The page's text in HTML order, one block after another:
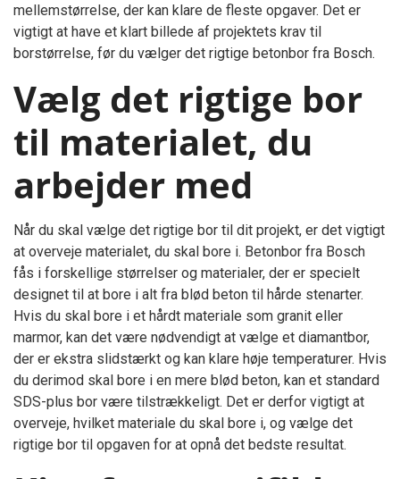
mellemstørrelse, der kan klare de fleste opgaver. Det er
vigtigt at have et klart billede af projektets krav til
borstørrelse, før du vælger det rigtige betonbor fra Bosch.
Vælg det rigtige bor
til materialet, du
arbejder med
Når du skal vælge det rigtige bor til dit projekt, er det vigtigt
at overveje materialet, du skal bore i. Betonbor fra Bosch
fås i forskellige størrelser og materialer, der er specielt
designet til at bore i alt fra blød beton til hårde stenarter.
Hvis du skal bore i et hårdt materiale som granit eller
marmor, kan det være nødvendigt at vælge et diamantbor,
der er ekstra slidstærkt og kan klare høje temperaturer. Hvis
du derimod skal bore i en mere blød beton, kan et standard
SDS-plus bor være tilstrækkeligt. Det er derfor vigtigt at
overveje, hvilket materiale du skal bore i, og vælge det
rigtige bor til opgaven for at opnå det bedste resultat.